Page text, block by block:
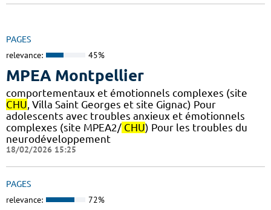
PAGES
relevance: 45%
MPEA Montpellier
comportementaux et émotionnels complexes (site
CHU , Villa Saint Georges et site Gignac) Pour
adolescents avec troubles anxieux et émotionnels
complexes (site MPEA2/ CHU) Pour les troubles du
neurodéveloppement
18/02/2026 15:25
PAGES
relevance: 72%